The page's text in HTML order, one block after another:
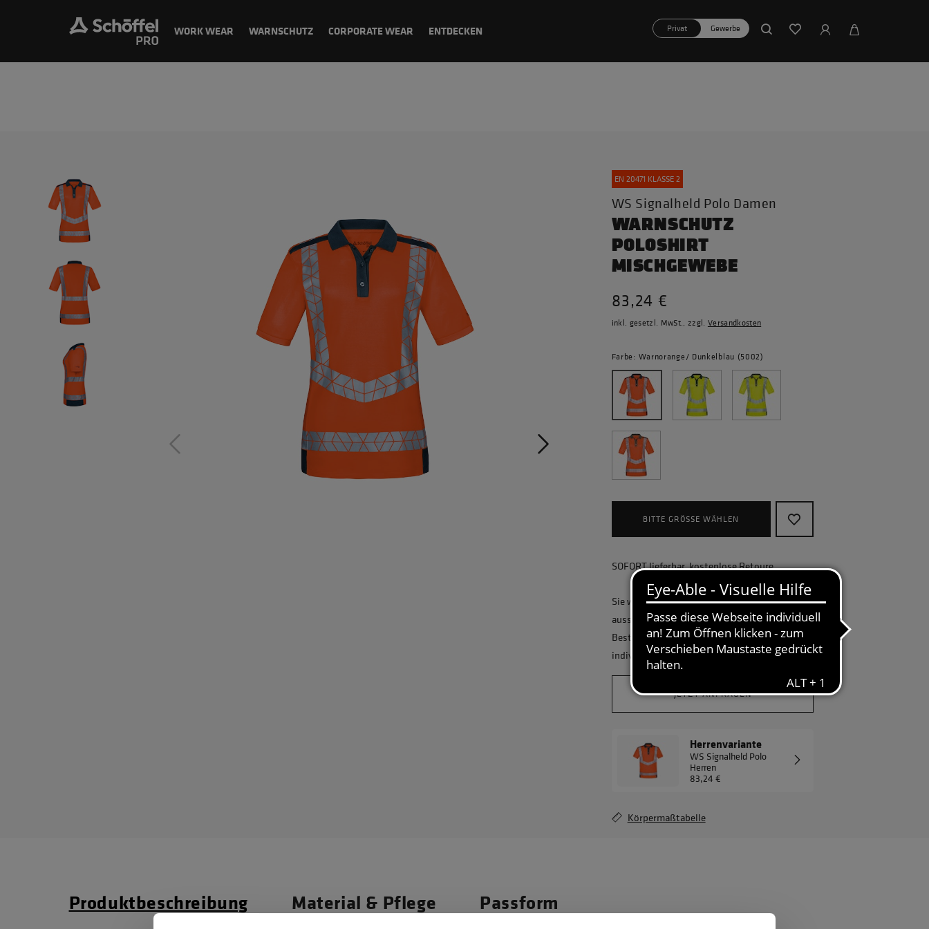
WORK WEAR WARNSCHUTZ CORPORATE WEAR ENTDECKEN Privat Gewerbe
EN 20471 KLASSE 2
WS Signalheld Polo Damen
WARNSCHUTZ
POLOSHIRT
MISCHGEWEBE
83,24 €
inkl. gesetzl. MwSt., zzgl. Versandkosten
Farbe: Warnorange/ Dunkelblau (5002)
BITTE GRÖSSE WÄHLEN
SOFORT lieferbar, kostenlose Retoure
Sie wollen Ihr Unternehmen ganzheitlich
ausstatten und benötigen eine größere
Bestellmenge? Gerne erstellen wir Ihnen ein
individuelles Angebot.
JETZT ANFRAGEN
Herrenvariante
WS Signalheld Polo
Herren
83,24 €
Körpermaßtabelle
Produktbeschreibung Material & Pflege Passform